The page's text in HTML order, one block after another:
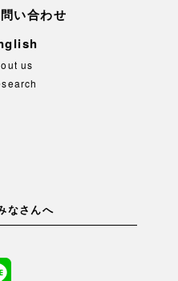
い合わせ
us
なさんへ